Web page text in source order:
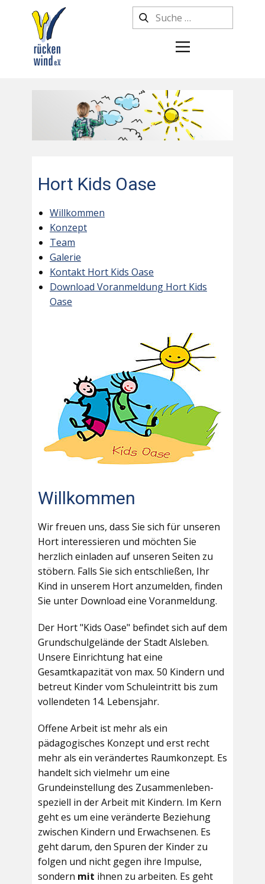
Hort Kids Oase
Willkommen
Konzept
Team
Galerie
Kontakt Hort Kids Oase
Download Voranmeldung Hort Kids
Oase
Willkommen
Wir freuen uns, dass Sie sich für unseren
Hort interessieren und möchten Sie
herzlich einladen auf unseren Seiten zu
stöbern. Falls Sie sich entschließen, Ihr
Kind in unserem Hort anzumelden, finden
Sie unter Download eine Voranmeldung.
Der Hort "Kids Oase" befindet sich auf dem
Grundschulgelände der Stadt Alsleben.
Unsere Einrichtung hat eine
Gesamtkapazität von max. 50 Kindern und
betreut Kinder vom Schuleintritt bis zum
vollendeten 14. Lebensjahr.
Offene Arbeit ist mehr als ein
pädagogisches Konzept und erst recht
mehr als ein verändertes Raumkonzept. Es
handelt sich vielmehr um eine
Grundeinstellung des Zusammenleben-
speziell in der Arbeit mit Kindern. Im Kern
geht es um eine veränderte Beziehung
zwischen Kindern und Erwachsenen. Es
geht darum, den Spuren der Kinder zu
folgen und nicht gegen ihre Impulse,
sondern mit ihnen zu arbeiten. Es geht